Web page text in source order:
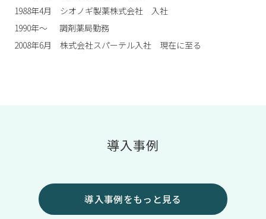
1988年4月 シオノギ製薬株式会社 入社
1990年～ 調剤薬局勤務
2008年6月 株式会社スパーテル入社 現在に至る
導入事例
導入事例をもっと見る